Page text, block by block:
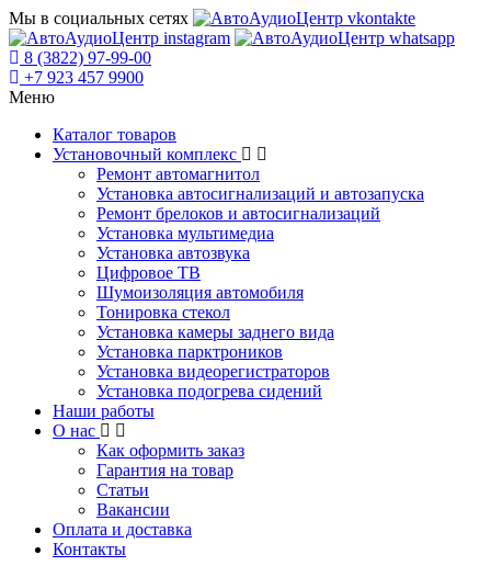
Мы в социальных сетях
8 (3822) 97-99-00
+7 923 457 9900
Меню
Каталог товаров
Установочный комплекс
Ремонт автомагнитол
Установка автосигнализаций и автозапуска
Ремонт брелоков и автосигнализаций
Установка мультимедиа
Установка автозвука
Цифровое ТВ
Шумоизоляция автомобиля
Тонировка стекол
Установка камеры заднего вида
Установка парктроников
Установка видеорегистраторов
Установка подогрева сидений
Наши работы
О нас
Как оформить заказ
Гарантия на товар
Статьи
Вакансии
Оплата и доставка
Контакты